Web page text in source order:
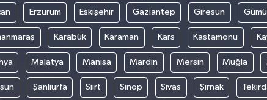
Erzurum Eskişehir Gaziantep Giresun
Karabük Karaman Kars Kastamonu
Malatya Manisa Mardin Mersin Muğla
Şanlıurfa Siirt Sinop Sivas Şırnak